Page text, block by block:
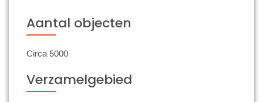
Aantal objecten
Circa 5000
Verzamelgebied